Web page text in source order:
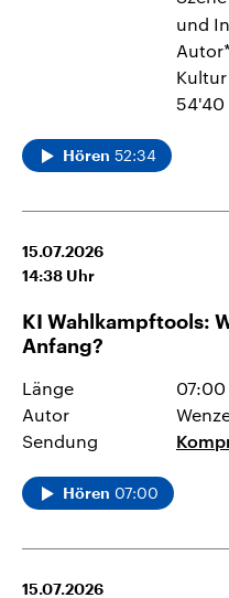
und
54'40
Hören 52:34
15.07.2026
14:38 Uhr
KI Wahlkampftools:
Anfang?
Länge
Autor
Sendung
Hören 07:00
15.07.2026